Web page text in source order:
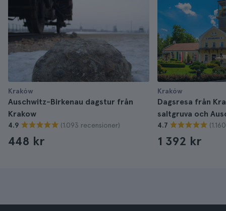
Kraków
Auschwitz-Birkenau dagstur från
Krakow
4.9 (1.093 recensioner)
448 kr
Kraków
Dagsresa från
saltgruva och
4.7
1 392 kr